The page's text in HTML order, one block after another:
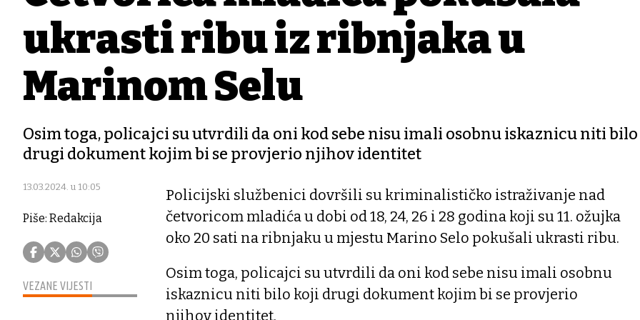
ukrasti ribu iz ribnjaka u
Marinom Selu
Osim toga, policajci su utvrdili da oni kod sebe nisu imali osobnu iskaznicu niti
drugi dokument kojim bi se provjerio njihov identitet
13.03.2024. u 10:05
Piše: Redakcija
VEZANE VIJESTI
Policijski službenici dovršili su kriminalističko istraživanje nad
četvoricom mladića u dobi od 18, 24, 26 i 28 godina koji su 11. ožujka
oko 20 sati na ribnjaku u mjestu Marino Selo pokušali ukrasti ribu.
Osim toga, policajci su utvrdili da oni kod sebe nisu imali osobnu
iskaznicu niti bilo koji drugi dokument kojim bi se provjerio
njihov identitet.